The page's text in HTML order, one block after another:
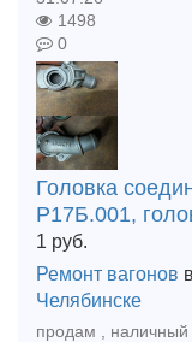
1498
0
Головка
Р17Б.001,
1 руб.
Ремонт вагонов в
Челябинске